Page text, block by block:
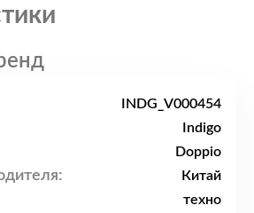
INDG_V000454
Indigo
Doppio
Китай
техно